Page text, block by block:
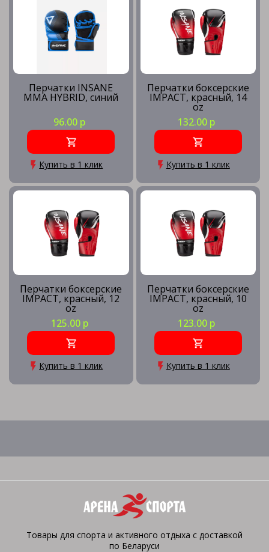
Перчатки INSANE
MMA HYBRID, синий
96.00 р
Купить в 1 клик
Перчатки боксерские
IMPACT, красный, 14
oz
132.00 р
Купить в 1 клик
Перчатки боксерские
IMPACT, красный, 12
oz
125.00 р
Купить в 1 клик
Перчатки боксерские
IMPACT, красный, 10
oz
123.00 р
Купить в 1 клик
Товары для спорта и активного отдыха с доставкой
по Беларуси